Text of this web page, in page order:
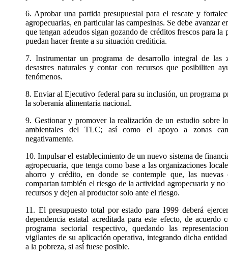
6. Aprobar una partida presupuestal para el rescate y
agropecuarias, en particular las campesinas. Se debe avanzar
que tengan adeudos sigan gozando de créditos frescos para la
puedan hacer frente a su situación crediticia.
7. Instrumentar un programa de desarrollo integral de las
desastres naturales y contar con recursos que posibiliten
fenómenos.
8. Enviar al Ejecutivo federal para su inclusión, un programa
la soberanía alimentaria nacional.
9. Gestionar y promover la realización de un estudio sobre
ambientales del TLC; así como el apoyo a zonas
negativamente.
10. Impulsar el establecimiento de un nuevo sistema de
agropecuaria, que tenga como base a las organizaciones
ahorro y crédito, en donde se contemple que, las nuevas
compartan también el riesgo de la actividad agropecuaria y no
recursos y dejen al productor solo ante el riesgo.
11. El presupuesto total por estado para 1999 deberá
dependencia estatal acreditada para este efecto, de acuerdo
programa sectorial respectivo, quedando las
vigilantes de su aplicación operativa, integrando dicha
a la pobreza, si así fuese posible.